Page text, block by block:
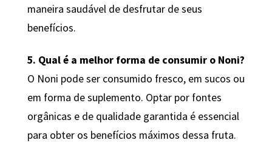
maneira saudável de desfrutar de seus
benefícios.
5. Qual é a melhor forma de consumir o Noni?
O Noni pode ser consumido fresco, em sucos ou
em forma de suplemento. Optar por fontes
orgânicas e de qualidade garantida é essencial
para obter os benefícios máximos dessa fruta.